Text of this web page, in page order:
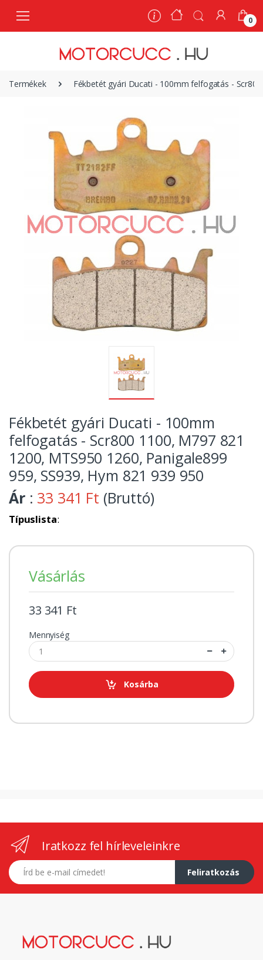
0
Termékek Fékbetét gyári Ducati - 100mm felfogatás -
Fékbetét gyári Ducati - 100mm
felfogatás - Scr800 1100, M797 821
1200, MTS950 1260, Panigale899
959, SS939, Hym 821 939 950
Ár : 33 341 Ft (Bruttó)
Típuslista:
Vásárlás
33 341 Ft
Mennyiség
Kosárba
Iratkozz fel hírleveleinkre
E-mail címed
Feliratkozás
0